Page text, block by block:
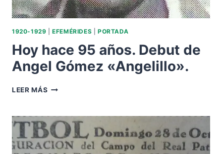
1920-1929 |EFEMÉRIDES PORTADA
Hoy hace 95 años. Debut de
Angel Gómez «Angelillo».
LEER MÁS HOY
AÑOS.
DEBUT
DE
ANGEL